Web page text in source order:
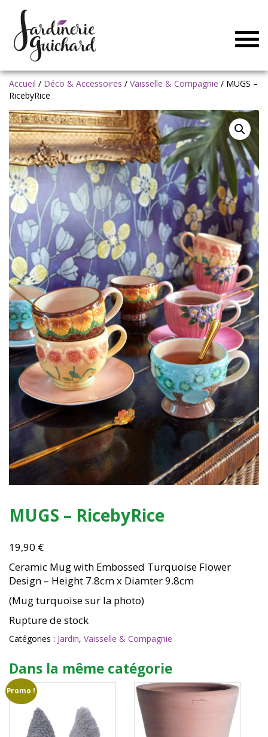
Accueil / Déco & Accessoires / Vaisselle & Compagnie / MUGS –
RicebyRice
MUGS – RicebyRice
19,90 €
Ceramic Mug with Embossed Turquoise Flower
Design – Height 7.8cm x Diamter 9.8cm
(Mug turquoise sur la photo)
Rupture de stock
Catégories : Jardin, Vaisselle & Compagnie
Dans la même catégorie
Promo !